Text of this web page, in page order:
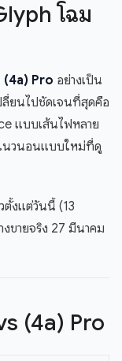
โฉม
(4a) Pro อย่างเป็น
ลี่ยนไปชัดเจนที่สุดคือ
แบบเส้นไฟหลาย
วนอนแบบใหม่ที่ดู
ตั้งแต่วันนี้ (13
ขายจริง 27 มีนาคม
(4a) Pro